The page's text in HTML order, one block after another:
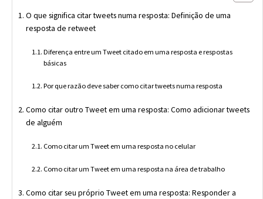
O que significa citar tweets numa resposta: Definição de uma
resposta de retweet
Diferença entre um Tweet citado em uma resposta e respostas
básicas
Por que razão deve saber como citar tweets numa resposta
Como citar outro Tweet em uma resposta: Como adicionar tweets
de alguém
Como citar um Tweet em uma resposta no celular
Como citar um Tweet em uma resposta na área de trabalho
Como citar seu próprio Tweet em uma resposta: Responder a